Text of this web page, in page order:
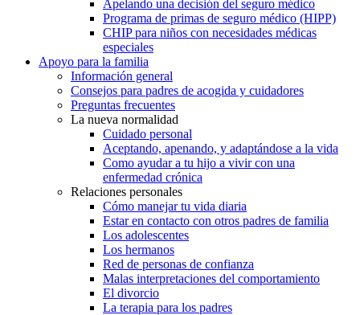
Apelando una decisión del seguro médico
Programa de primas de seguro médico (HIPP)
CHIP para niños con necesidades médicas
especiales
Apoyo para la familia
Información general
Consejos para padres de acogida y cuidadores
Preguntas frecuentes
La nueva normalidad
Cuidado personal
Aceptando, apenando, y adaptándose a la vida
Como ayudar a tu hijo a vivir con una
enfermedad crónica
Relaciones personales
Cómo manejar tu vida diaria
Estar en contacto con otros padres de familia
Los adolescentes
Los hermanos
Red de personas de confianza
Malas interpretaciones del comportamiento
El divorcio
La terapia para los padres